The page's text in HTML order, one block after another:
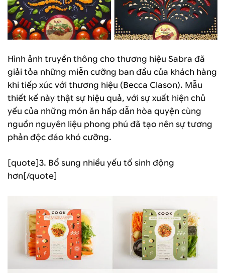
Hình ảnh truyền thông cho thương hiệu Sabra đã
giải tỏa những miễn cưỡng ban đầu của khách hàng
khi tiếp xúc với thương hiệu (Becca Clason). Mẫu
thiết kế này thật sự hiệu quả, với sự xuất hiện chủ
yếu của những món ăn hấp dẫn hòa quyện cùng
nguồn nguyên liệu phong phú đã tạo nên sự tương
phản độc đáo khó cưỡng.
[quote]3. Bổ sung nhiều yếu tố sinh động
hơn[/quote]